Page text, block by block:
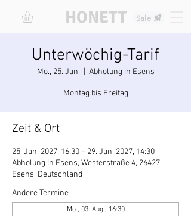
Sale
HONETT
Unterwöchig-Tarif
Mo., 25. Jan. Abholung in Esens
Montag bis Freitag
Zeit & Ort
25. Jan. 2027, 16:30 – 29. Jan. 2027, 14:30
Abholung in Esens, Westerstraße 4, 26427
Esens, Deutschland
Andere Termine
Mo., 03. Aug., 16:30